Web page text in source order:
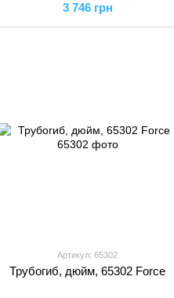
JGAI1001 TOPTUL
3 746 грн
Артикул: 65302
Трубогиб, дюйм, 65302 Force